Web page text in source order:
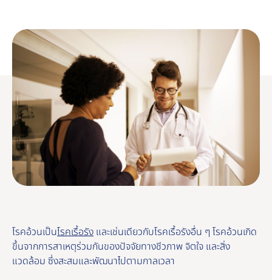
โรคอ้วนเป็นโรคเรื้อรัง และเช่นเดียวกับโรคเรื้อรังอื่น ๆ โรคอ้วนเกิด
ขึ้นจากการสาเหตุร่วมกันของปัจจัยทางชีวภาพ จิตใจ และสิ่ง
แวดล้อม ซึ่งสะสมและพัฒนาไปตามกาลเวลา